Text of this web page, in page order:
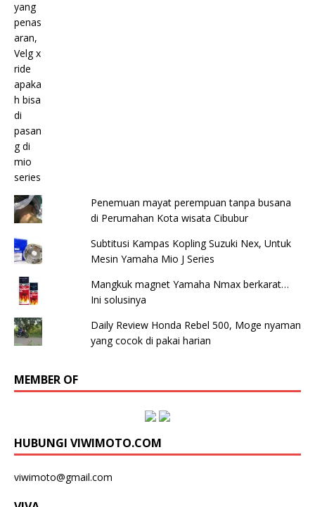
Penemuan mayat perempuan tanpa busana
di Perumahan Kota wisata Cibubur
Subtitusi Kampas Kopling Suzuki Nex, Untuk
Mesin Yamaha Mio J Series
Mangkuk magnet Yamaha Nmax berkarat…
Ini solusinya
Daily Review Honda Rebel 500, Moge nyaman
yang cocok di pakai harian
MEMBER OF
HUBUNGI VIWIMOTO.COM
viwimoto@gmail.com